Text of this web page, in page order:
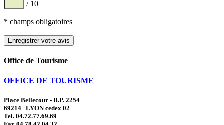
/ 10
* champs obligatoires
Office de Tourisme
OFFICE DE TOURISME
Place Bellecour - B.P. 2254
69214 LYON cedex 02
Tel. 04.72.77.69.69